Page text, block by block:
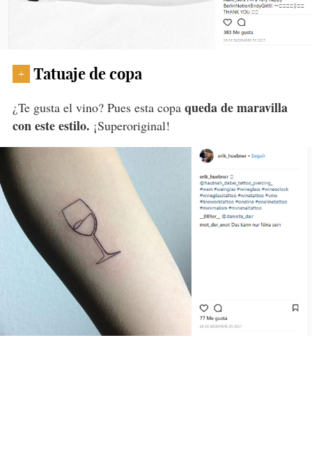
+ Tatuaje de copa
¿Te gusta el vino? Pues esta copaqueda de maravilla
con este estilo. ¡Superoriginal!